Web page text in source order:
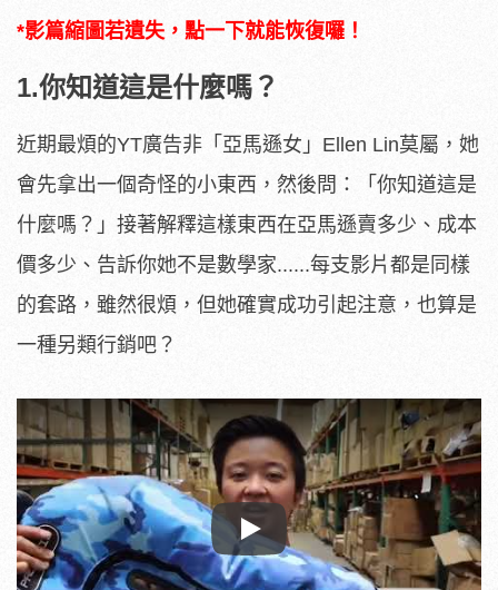
*影篇縮圖若遺失，點一下就能恢復囉！
1.你知道這是什麼嗎？
近期最煩的YT廣告非「亞馬遜女」Ellen Lin莫屬，她
會先拿出一個奇怪的小東西，然後問：「你知道這是
什麼嗎？」接著解釋這樣東西在亞馬遜賣多少、成本
價多少、告訴你她不是數學家......每支影片都是同樣
的套路，雖然很煩，但她確實成功引起注意，也算是
一種另類行銷吧？
Play